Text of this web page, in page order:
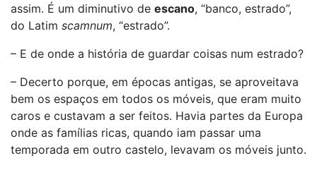
assim. É um diminutivo de escano, “banco, estrado”,
do Latim scamnum, “estrado”.
– E de onde a história de guardar coisas num estrado?
– Decerto porque, em épocas antigas, se aproveitava
bem os espaços em todos os móveis, que eram muito
caros e custavam a ser feitos. Havia partes da Europa
onde as famílias ricas, quando iam passar uma
temporada em outro castelo, levavam os móveis junto.